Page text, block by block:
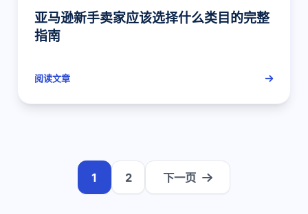
亚马逊新手卖家应该选择什么类目的完整
指南
阅读文章
1 2 下一页